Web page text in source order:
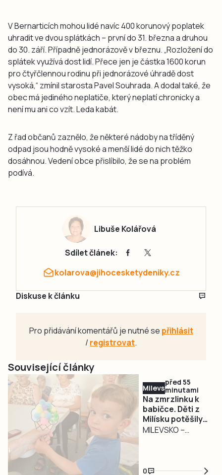
V Bernarticích mohou lidé navíc 400 korunový poplatek
uhradit ve dvou splátkách – první do 31. března a druhou
do 30. září. Případně jednorázově v březnu. „Rozložení do
splátek využívá dost lidí. Přece jen je částka 1600 korun
pro čtyřčlennou rodinu při jednorázové úhradě dost
vysoká,“ zmínil starosta Pavel Souhrada. A dodal také, že
obec má jediného neplatiče, který neplatí chronicky a
není mu ani co vzít. Leda kabát.
Z řad občanů zaznělo, že některé nádoby na tříděný
odpad jsou hodně vysoké a menší lidé do nich těžko
dosáhnou. Vedení obce přislíbilo, že se na problém
podívá.
Libuše Kolářová
Sdílet článek:
kolarova@jihocesketydeniky.cz
Diskuse k článku
Pro přidávání komentářů je nutné se přihlásit
/registrovat.
Související články
Milevsko
před 55
minutami
Na zmrzlinku k
babičce. Děti z
Milísku potěšily
seniory
MILEVSKO –
povídání o životě.
0